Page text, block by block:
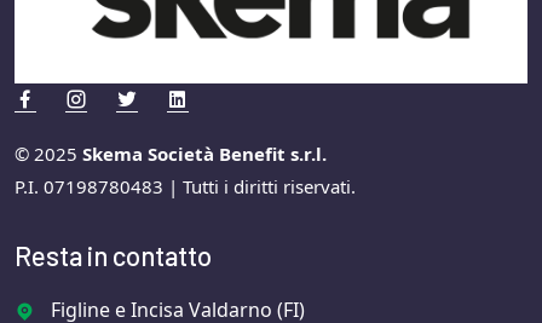
© 2025 Skema Società Benefit s.r.l.
P.I. 07198780483 | Tutti i diritti riservati.
Resta in contatto
Figline e Incisa Valdarno (FI)